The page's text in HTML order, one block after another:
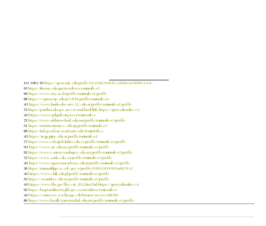
DA URL 93 https://open.mit.edu/profile/01JE8SJK6YEGA25B4AEB3NXZD4/
93 https://ilm.iou.edu.gm/members/roninmiles1/
68 https://www.cris.ac.th/profile/roninmiles1/profile
88 https://vspmscop.edu.in/LRM/profile/roninmiles1/
43 https://www.lanubedocente.21.edu.ar/profile/roninmiles1/profile
72 https://pandora.nla.gov.au/external.html?link=https://zpravyaktualne.cz/
40 https://www.pubpub.org/user/ronin-miles
72 https://www.orkhonschool.edu.mn/profile/roninmiles1/profile
51 https://motionentrance.edu.np/profile/roninmiles1/
88 https://independent.academia.edu/RoninMiles
45 https://ucgp.jujuy.edu.ar/profile/roninmiles1/
77 https://www.colegiodelabici.edu.co/profile/roninmiles1/profile
50 https://www.ati.edu.my/profile/roninmiles1/profile
92 https://www.centrotecnologico.edu.mx/profile/roninmiles1/profile
72 https://www.sada.edu.sa/profile/roninmiles1/profile
45 https://www.agastyaacademy.edu.in/profile/roninmiles1/profile
36 https://nationaldppcsc.cdc.gov/s/profile/005SJ00000Cm8E5YAJ
40 https://www.chili.edu.pl/profile/roninmiles1/profile
55 https://en.unidos.edu.uy/profile/roninmiles1/profile
40 https://www.bls.gov/bls/exit_BLS.htm?url=https://zpravyaktualne.cz/
92 https://bogotamihuerta.jbb.gov.co/miembros/ronin-miles/
40 https://connects.ctschicago.edu/forums/users/198056/
86 https://www.lasallesancristobal.edu.mx/profile/roninmiles1/profile